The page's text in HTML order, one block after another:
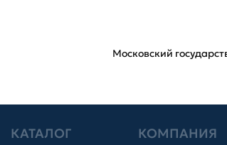
Московский
КАТАЛОГ КОМПАНИЯ